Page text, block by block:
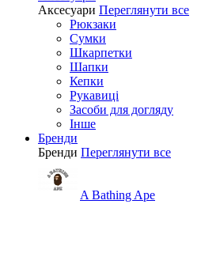
Аксесуари Переглянути все
Рюкзаки
Сумки
Шкарпетки
Шапки
Кепки
Рукавиці
Засоби для догляду
Інше
Бренди
Бренди Переглянути все
A Bathing Ape